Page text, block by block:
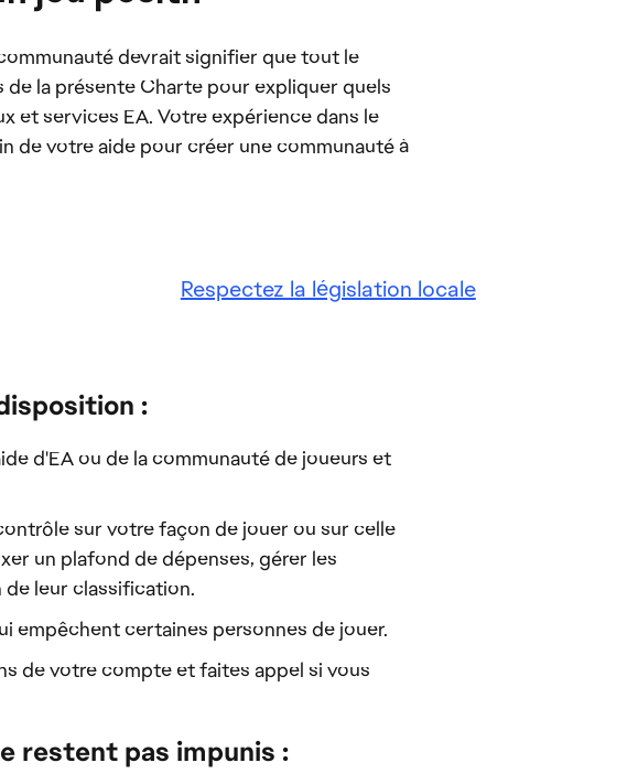
devrait signifier que tout le
la présente Charte pour expliquer quels
et services EA. Votre expérience dans le
de votre aide pour créer une communauté à
Respectez la législation locale
:
d'EA ou de la communauté de joueurs et
sur votre façon de jouer ou sur celle
un plafond de dépenses, gérer les
de leur classification.
empêchent certaines personnes de jouer.
de votre compte et faites appel si vous
restent pas impunis :